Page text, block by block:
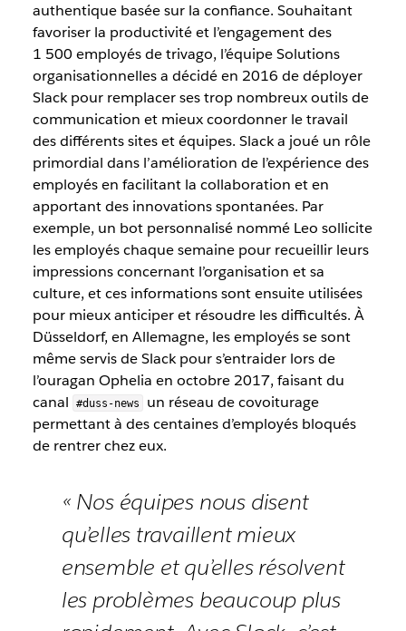
authentique basée sur la confiance. Souhaitant
favoriser la productivité et l’engagement des
1 500 employés de trivago, l’équipe Solutions
organisationnelles a décidé en 2016 de déployer
Slack pour remplacer ses trop nombreux outils de
communication et mieux coordonner le travail
des différents sites et équipes. Slack a joué un rôle
primordial dans l’amélioration de l’expérience des
employés en facilitant la collaboration et en
apportant des innovations spontanées. Par
exemple, un bot personnalisé nommé Leo sollicite
les employés chaque semaine pour recueillir leurs
impressions concernant l’organisation et sa
culture, et ces informations sont ensuite utilisées
pour mieux anticiper et résoudre les difficultés. À
Düsseldorf, en Allemagne, les employés se sont
même servis de Slack pour s’entraider lors de
l’ouragan Ophelia en octobre 2017, faisant du
canal
#duss-news
un réseau de covoiturage
permettant à des centaines d’employés bloqués
de rentrer chez eux.
« Nos équipes nous disent
qu’elles travaillent mieux
ensemble et qu’elles résolvent
les problèmes beaucoup plus